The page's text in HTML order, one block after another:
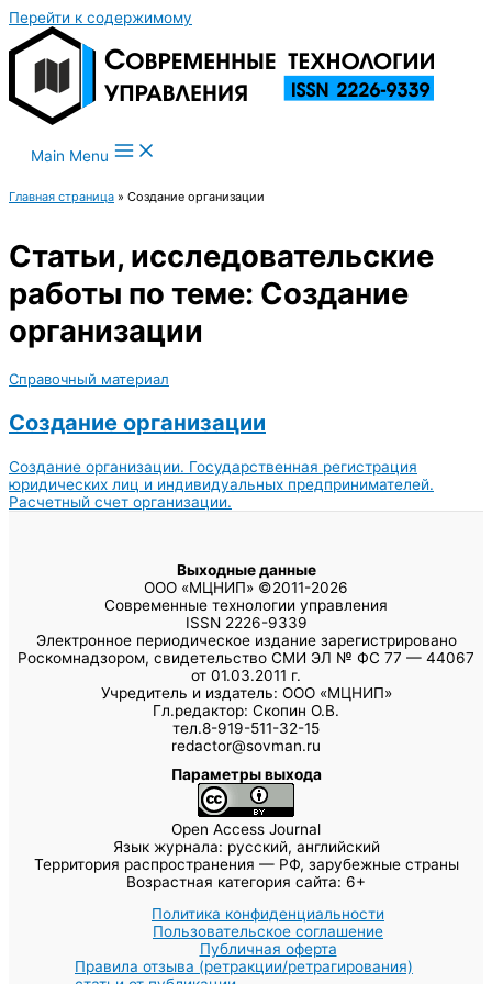
Перейти к содержимому
Main Menu
Главная страница » Создание организации
Статьи, исследовательские
работы по теме: Создание
организации
Справочный материал
Создание организации
Создание организации. Государственная регистрация
юридических лиц и индивидуальных предпринимателей.
Расчетный счет организации.
Выходные данные
ООО «МЦНИП» ©2011-2026
Современные технологии управления
ISSN 2226-9339
Электронное периодическое издание зарегистрировано
Роскомнадзором, свидетельство СМИ ЭЛ № ФС 77 — 44067
от 01.03.2011 г.
Учредитель и издатель: ООО «МЦНИП»
Гл.редактор: Скопин О.В.
тел.8-919-511-32-15
redactor@sovman.ru
Параметры выхода
Open Access Journal
Язык журнала: русский, английский
Территория распространения — РФ, зарубежные страны
Возрастная категория сайта: 6+
Политика конфиденциальности
Пользовательское соглашение
Публичная оферта
Правила отзыва (ретракции/ретрагирования)